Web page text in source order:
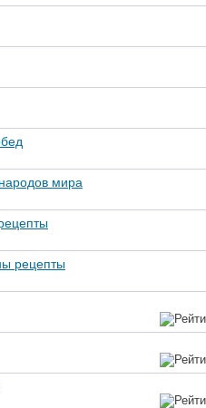
мира
рецепты